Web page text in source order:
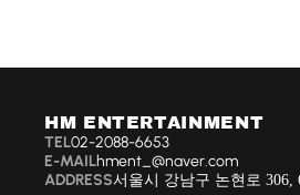
HM ENTERTAINMENT
TEL02-2088-6653
E-MAILhment_@naver.com
ADDRESS서울시 강남구 논현로 306,